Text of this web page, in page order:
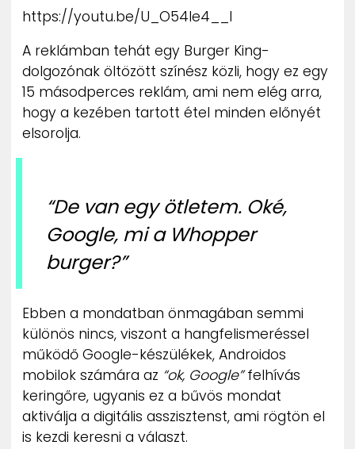
ZENE
MÉDIAAJÁNLAT
IMPRESSZUM
PR-ARCHÍVUM
ADATKEZELÉSI TÁJÉKOZTATÓ
https://youtu.be/U_O54le4__I
A reklámban tehát egy Burger King-
dolgozónak öltözött színész közli, hogy ez egy
15 másodperces reklám, ami nem elég arra,
hogy a kezében tartott étel minden előnyét
elsorolja.
“De van egy ötletem. Oké,
Google, mi a Whopper
burger?”
Ebben a mondatban önmagában semmi
különös nincs, viszont a hangfelismeréssel
működő Google-készülékek, Androidos
mobilok számára az “ok, Google”felhívás
keringőre, ugyanis ez a bűvös mondat
aktiválja a digitális asszisztenst, ami rögtön el
is kezdi keresni a választ.